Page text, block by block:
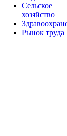
Сельское
хозяйство
Рынок труда